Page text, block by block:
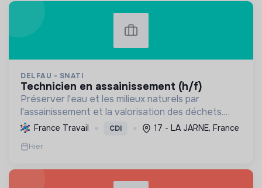
DELFAU - SNATI
technicien en assainissement (h/f)
Préserver l'eau et les milieux naturels par
l'assainissement et la valorisation des déchets.
Contribuer à la transition écologique via
l'économie circulaire et la décarbonation.
France Travail CDI 17 - LA JARNE, France
Hier